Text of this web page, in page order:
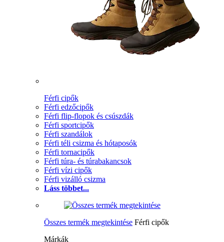
Férfi cipők
Férfi edzőcipők
Férfi flip-flopok és csúszdák
Férfi sportcipők
Férfi szandálok
Férfi téli csizma és hótaposók
Férfi tornacipők
Férfi túra- és túrabakancsok
Férfi vízi cipők
Férfi vizálló csizma
Láss többet...
Összes termék megtekintése Férfi cipők
Márkák